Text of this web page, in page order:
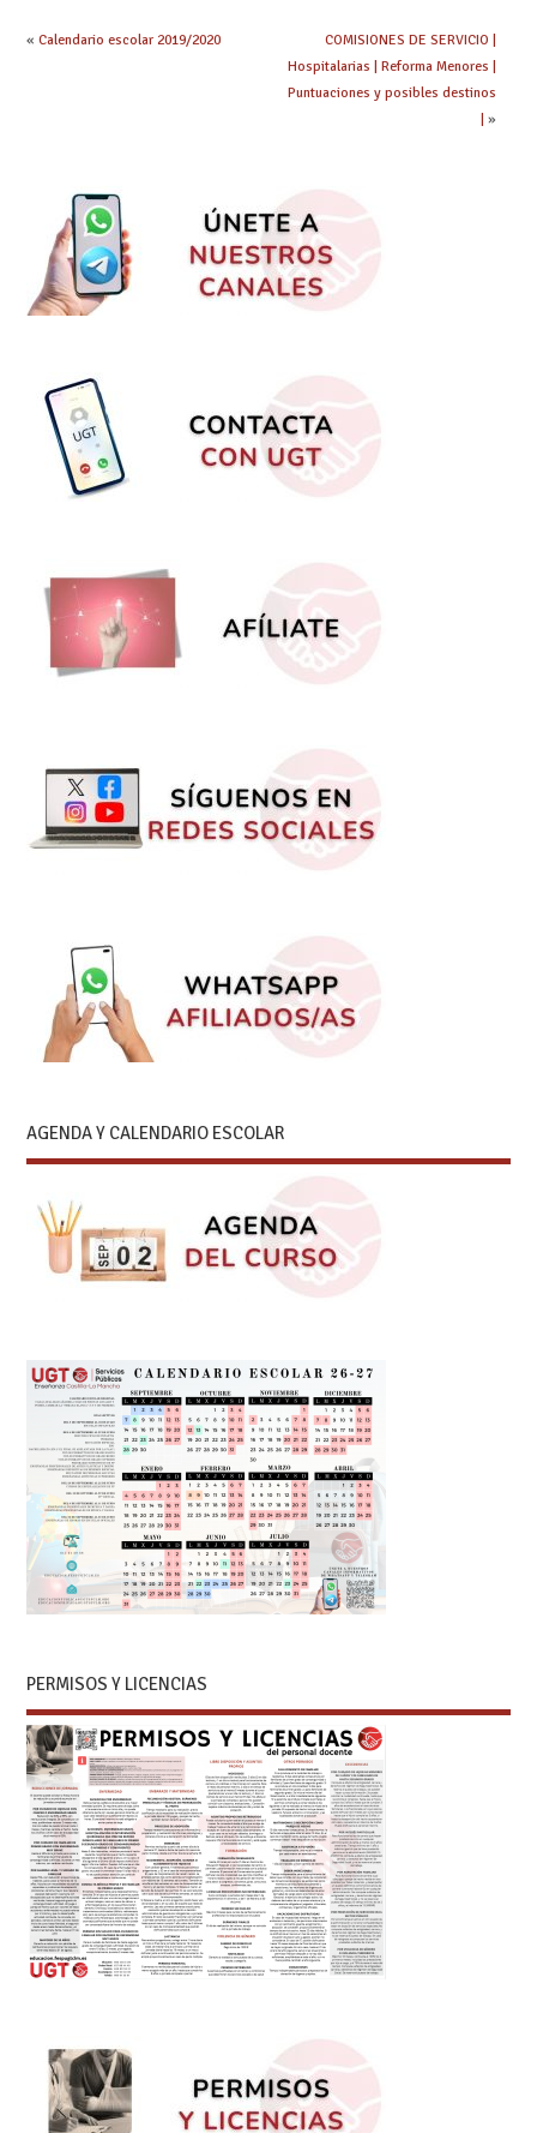
« Calendario escolar 2019/2020
COMISIONES DE SERVICIO |
Hospitalarias | Reforma Menores |
Puntuaciones y posibles destinos
| »
AGENDA Y CALENDARIO ESCOLAR
PERMISOS Y LICENCIAS